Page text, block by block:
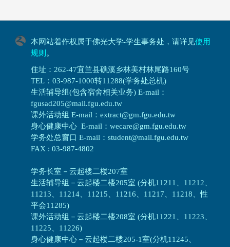
本网站着作权属于佛光大学-学生事务处，请详见使用
规则 。
住址：262-47宜兰县礁溪乡林美村林尾路160号
TEL：03-987-1000转11288(学务处总机)
生活辅导组(包含宿舍相关业务) E-mail：
fgusad205@mail.fgu.edu.tw
课外活动组 E-mail：extract@gm.fgu.edu.tw
身心健康中心 E-mail：wecare@gm.fgu.edu.tw
学务处总窗口 E-mail：student@mail.fgu.edu.tw
FAX : 03-987-4802
学务长室－云起楼二楼207室
生活辅导组 － 云起楼二楼205室 (分机11211、11212、
11213、11214、11215、11216、11217、11218、性
平会11285)
课外活动组 － 云起楼二楼208室 (分机11221、11223、
11225、11226)
身心健康中心 － 云起楼二楼205-1室(分机11245、